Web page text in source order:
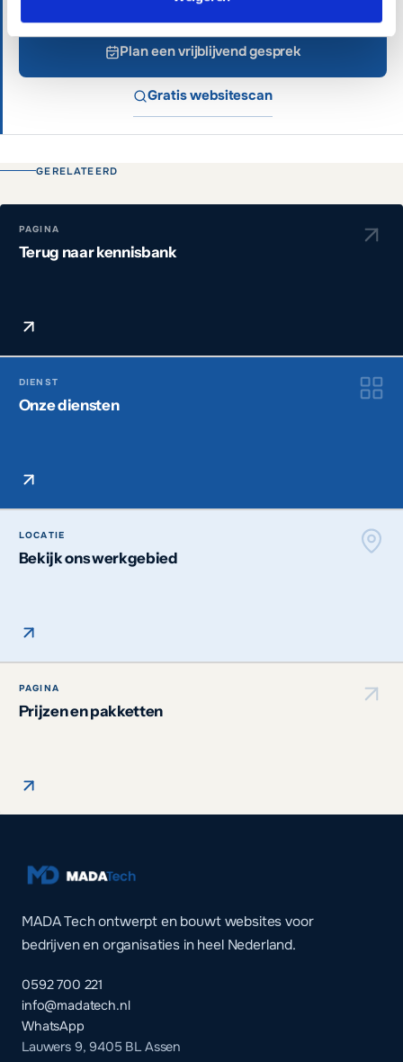
Plan een vrijblijvend gesprek
Gratis websitescan
GERELATEERD
PAGINA
Terug naar kennisbank
DIENST
Onze diensten
LOCATIE
Bekijk ons werkgebied
PAGINA
Prijzen en pakketten
MADA Tech ontwerpt en bouwt websites voor
bedrijven en organisaties in heel Nederland.
0592 700 221
info@madatech.nl
WhatsApp
Lauwers 9, 9405 BL Assen